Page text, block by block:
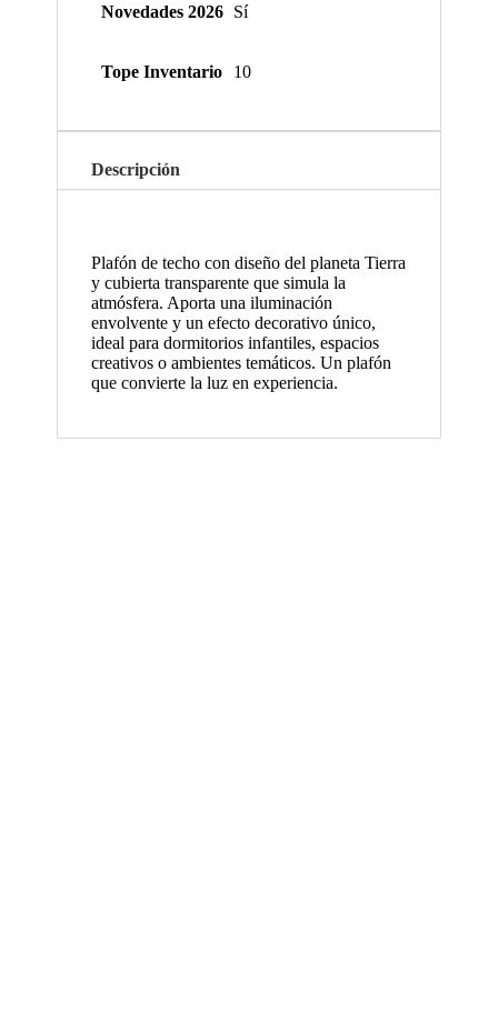
Novedades 2026 Sí
Tope Inventario 10
Descripción
Plafón de techo con diseño del planeta Tierra
y cubierta transparente que simula la
atmósfera. Aporta una iluminación
envolvente y un efecto decorativo único,
ideal para dormitorios infantiles, espacios
creativos o ambientes temáticos. Un plafón
que convierte la luz en experiencia.